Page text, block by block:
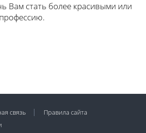
Вам стать более красивыми или
связь
Правила сайта